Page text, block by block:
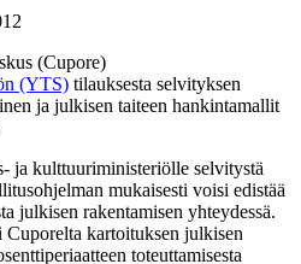
(Cupore)
(YTS) tilauksesta selvityksen
ja julkisen taiteen hankintamallit
ja kulttuuriministeriölle selvitystä
mukaisesti voisi edistää
julkisen rakentamisen yhteydessä.
kartoituksen julkisen
toteuttamisesta